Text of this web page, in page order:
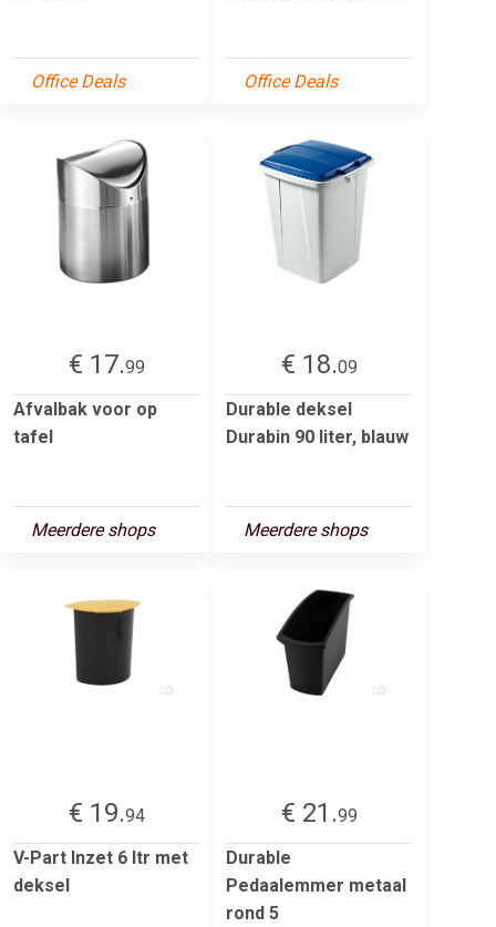
Office Deals Office Deals
€ 17.99
Afvalbak voor op
tafel
Meerdere shops
€ 18.09
Durable deksel
Durabin 90 liter, blauw
Meerdere shops
€ 19.94
V-Part Inzet 6 ltr met
deksel
€ 21.99
Durable
Pedaalemmer metaal
rond 5